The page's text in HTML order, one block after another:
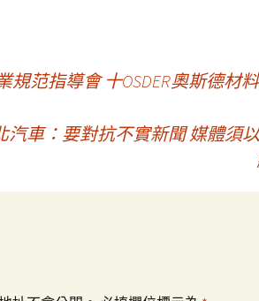
范指導會 十OSDER奧斯德材
汽車：要對抗不實新聞 媒體須